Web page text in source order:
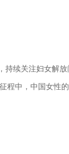
持续关注妇女解
程中，中国女性